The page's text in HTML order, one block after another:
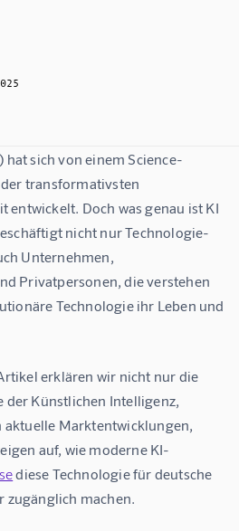
sich von einem Science-
transformativsten
entwickelt. Doch was genau ist KI
nicht nur Technologie-
Unternehmen,
Privatpersonen, die verstehen
Technologie ihr Leben und
erklären wir nicht nur die
der Künstlichen Intelligenz,
aktuelle Marktentwicklungen,
auf, wie moderne KI-
diese Technologie für deutsche
zugänglich machen.